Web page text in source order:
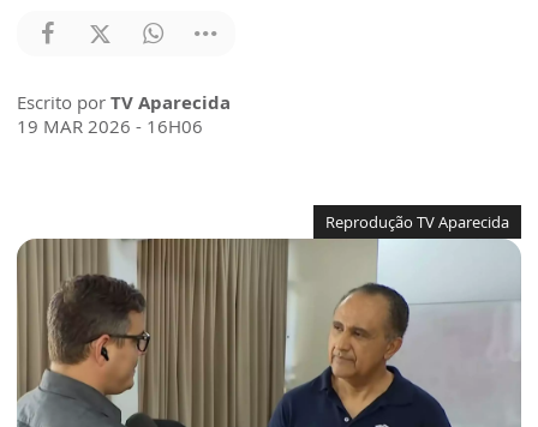
Escrito por TV Aparecida
19 MAR 2026 - 16H06
Reprodução TV Aparecida